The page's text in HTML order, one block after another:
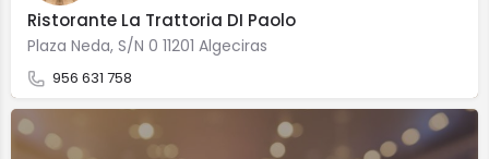
Ristorante La Trattoria DI Paolo
Plaza Neda, S/N 0 11201 Algeciras
956 631 758